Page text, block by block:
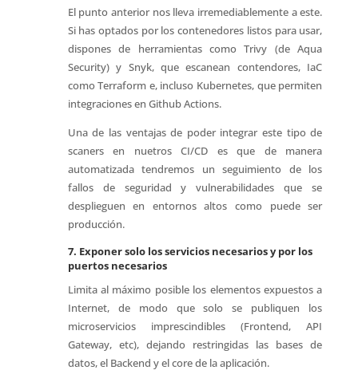
El punto anterior nos lleva irremediablemente a este.
Si has optados por los contenedores listos para usar,
dispones de herramientas como Trivy (de Aqua
Security) y Snyk, que escanean contendores, IaC
como Terraform e, incluso Kubernetes, que permiten
integraciones en Github Actions.
Una de las ventajas de poder integrar este tipo de
scaners en nuetros CI/CD es que de manera
automatizada tendremos un seguimiento de los
fallos de seguridad y vulnerabilidades que se
desplieguen en entornos altos como puede ser
producción.
7. Exponer solo los servicios necesarios y por los
puertos necesarios
Limita al máximo posible los elementos expuestos a
Internet, de modo que solo se publiquen los
microservicios imprescindibles (Frontend, API
Gateway, etc), dejando restringidas las bases de
datos, el Backend y el core de la aplicación.